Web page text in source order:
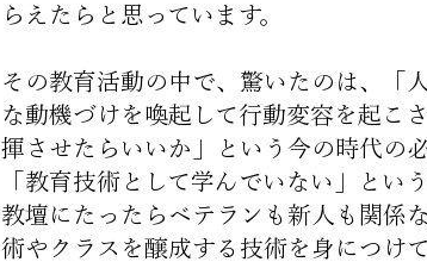
らえたらと思っています。
その教育活動の中で、驚いたのは、「
な動機づけを喚起して行動変容を起こ
揮させたらいいか」という今の時代の
「教育技術として学んでいない」という
教壇にたったらベテランも新人も関係
術やクラスを醸成する技術を身につけ